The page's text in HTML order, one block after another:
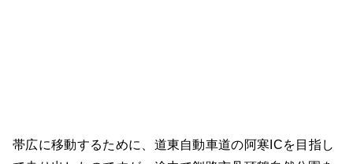
帯広に移動するために、道東自動車道の阿寒ICを目指し